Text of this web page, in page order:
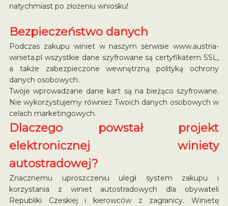
natychmiast po złożeniu wniosku!
Bezpieczeństwo danych
Podczas zakupu winiet w naszym serwisie www.austria-
winieta.pl wszystkie dane szyfrowane są certyfikatem SSL,
a także zabezpieczone wewnętrzną polityką ochrony
danych osobowych.
Twoje wprowadzane dane kart są na bieżąco szyfrowane.
Nie wykorzystujemy również Twoich danych osobowych w
celach marketingowych.
Dlaczego powstał projekt
elektronicznej winiety
autostradowej?
Znacznemu uproszczeniu uległ system zakupu i
korzystania z winiet autostradowych dla obywateli
Republiki Czeskiej i kierowców z zagranicy. Winietę